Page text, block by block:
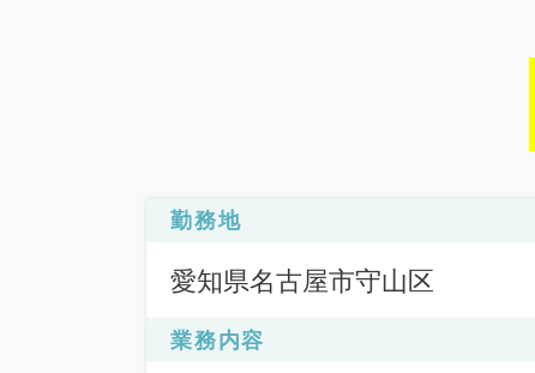
勤務地
愛知県名古屋市守山区
業務内容